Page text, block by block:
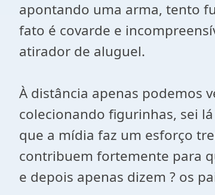
apontando uma arma, tento
fato é covarde e
atirador de aluguel.
À distância apenas podemos
colecionando figurinhas, sei
que a mídia faz um esforço
contribuem fortemente para
e depois apenas dizem ? os